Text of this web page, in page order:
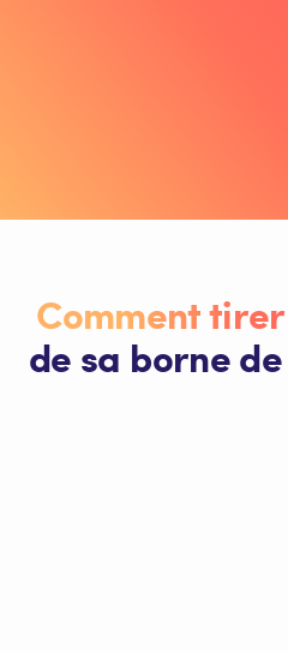
Comment
de sa borne